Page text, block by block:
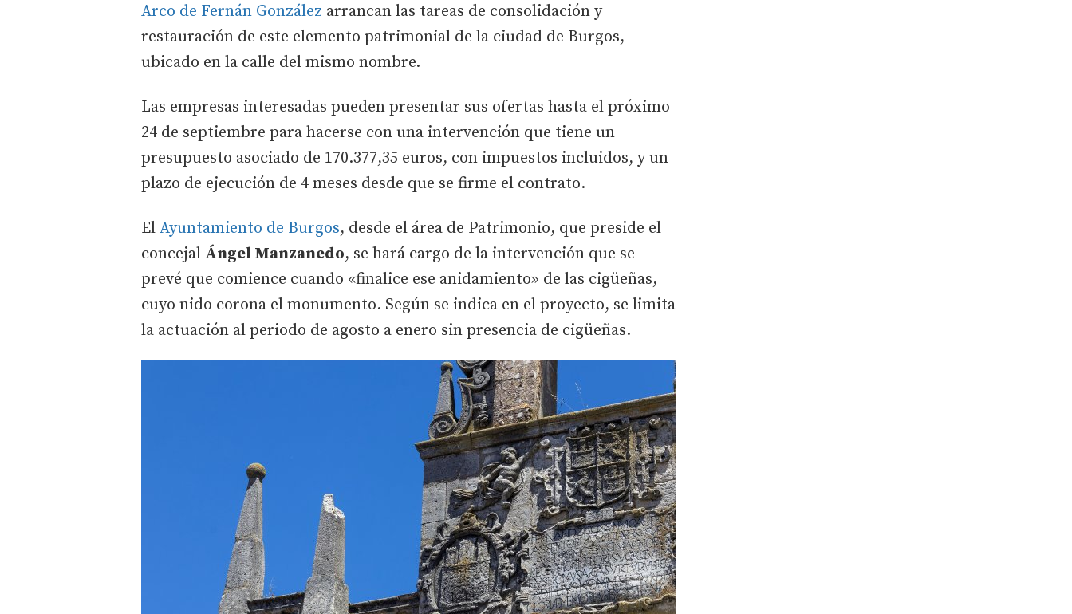
Arco de Fernán González arrancan las tareas de consolidación y
restauración de este elemento patrimonial de la ciudad de Burgos,
ubicado en la calle del mismo nombre.
Las empresas interesadas pueden presentar sus ofertas hasta el próximo
24 de septiembre para hacerse con una intervención que tiene un
presupuesto asociado de 170.377,35 euros, con impuestos incluidos, y un
plazo de ejecución de 4 meses desde que se firme el contrato.
El Ayuntamiento de Burgos, desde el área de Patrimonio, que preside el
concejal Ángel Manzanedo, se hará cargo de la intervención que se
prevé que comience cuando «finalice ese anidamiento» de las cigüeñas,
cuyo nido corona el monumento. Según se indica en el proyecto, se limita
la actuación al periodo de agosto a enero sin presencia de cigüeñas.